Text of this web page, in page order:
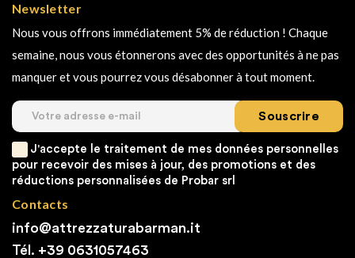
Newsletter
Nous vous offrons immédiatement 5% de réduction ! Chaque
semaine, nous vous étonnerons avec des opportunités à ne pas
manquer et vous pourrez vous désabonner à tout moment.
Souscrire
J'accepte le traitement de mes données personnelles
pour recevoir des mises à jour, des promotions et des
réductions personnalisées de Probar srl
Contacts
info@attrezzaturabarman.it
Tél. +39 0631057463